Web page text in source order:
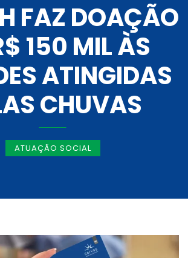
FAZ DOAÇÃO
150 MIL ÀS
ATINGIDAS
CHUVAS
ATUAÇÃO SOCIAL